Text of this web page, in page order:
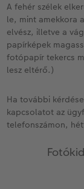
A fehér szélek
le, mint amekkora
elvész, illetve a
papírképek
fotópapír tekercs
lesz eltérő.)
Ha további
kapcsolatot az
telefonszámon,